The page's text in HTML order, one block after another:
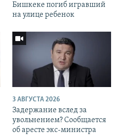
Бишкеке погиб игравший
на улице ребенок
3 АВГУСТА 2026
Задержание вслед за
увольнением? Сообщается
об аресте экс-министра